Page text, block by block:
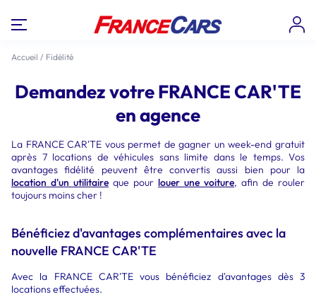
Accueil / Fidélité
Demandez votre FRANCE CAR'TE
en agence
La FRANCE CAR'TE vous permet de gagner un week-end gratuit
après 7 locations de véhicules sans limite dans le temps. Vos
avantages fidélité peuvent être convertis aussi bien pour la
location d'un utilitaire que pour louer une voiture, afin de rouler
toujours moins cher !
Bénéficiez d'avantages complémentaires avec la
nouvelle FRANCE CAR'TE
Avec la FRANCE CAR'TE vous bénéficiez d'avantages dès 3
locations effectuées.